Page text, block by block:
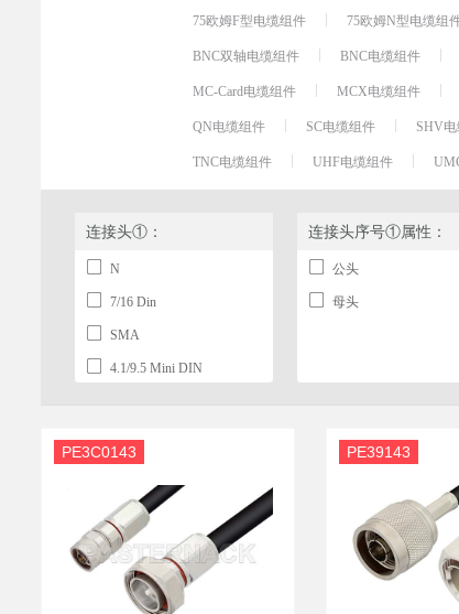
75欧姆F型电缆组件
75欧姆N型电缆组
BNC双轴电缆组件
BNC电缆组件
MC-Card电缆组件
MCX电缆组件
QN电缆组件
SC电缆组件 SHV
TNC电缆组件
UHF电缆组件
连接头①：
N
7/16 Din
SMA
4.1/9.5 Mini DIN
连接头序号①属性：
公头
母头
PE3C0143 PE39143